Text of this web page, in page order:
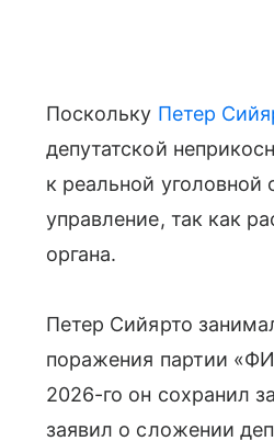
Поскольку Петер
депутатской
к реальной
управление, так как
органа.
Петер Сийярто
поражения партии
2026-го он сохранил
заявил о сложении